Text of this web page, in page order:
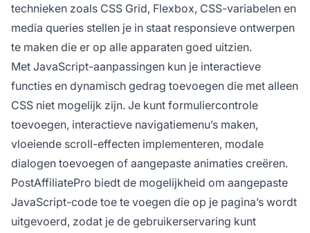
technieken zoals CSS Grid, Flexbox, CSS-variabelen en
media queries stellen je in staat responsieve ontwerpen
te maken die er op alle apparaten goed uitzien.
Met JavaScript-aanpassingen kun je interactieve
functies en dynamisch gedrag toevoegen die met alleen
CSS niet mogelijk zijn. Je kunt formuliercontrole
toevoegen, interactieve navigatiemenu’s maken,
vloeiende scroll-effecten implementeren, modale
dialogen toevoegen of aangepaste animaties creëren.
PostAffiliatePro biedt de mogelijkheid om aangepaste
JavaScript-code toe te voegen die op je pagina’s wordt
uitgevoerd, zodat je de gebruikerservaring kunt